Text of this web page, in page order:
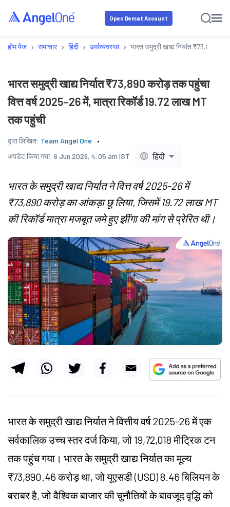
Open Demat Account
होम पेज › समाचार › हिंदी › अर्थव्यवस्था › भारत समुद्री खाद्य निर्यात ₹73,890
भारत समुद्री खाद्य निर्यात ₹73,890 करोड़ तक पहुंचा
वित्त वर्ष 2025–26 में, मात्रा रिकॉर्ड 19.72 लाख MT
तक पहुंची
द्वारा लिखित: Team Angel One
अपडेट किया गया: 6 Jun 2026, 4:05 am IST हिंदी
भारत के समुद्री खाद्य निर्यात ने वित्त वर्ष 2025-26 में
₹73,890 करोड़ का आंकड़ा छू लिया, जिसमें 19.72 लाख MT
की रिकॉर्ड मात्रा मजबूत जमे हुए झींगा की मांग से प्रेरित थी।
भारत के समुद्री खाद्य निर्यात ने वित्तीय वर्ष 2025-26 में एक
सर्वकालिक उच्च स्तर दर्ज किया, जो 19,72,018 मीट्रिक टन
तक पहुंच गया। भारत के समुद्री खाद्य निर्यात का मूल्य
₹73,890.46 करोड़ था, जो यूएसडी (USD) 8.46 बिलियन के
बराबर है, जो वैश्विक बाजार की चुनौतियों के बावजूद वृद्धि को